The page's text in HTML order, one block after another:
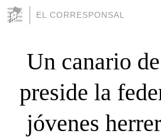
EL CORRESPONSAL
Un canario
preside la
jóvenes